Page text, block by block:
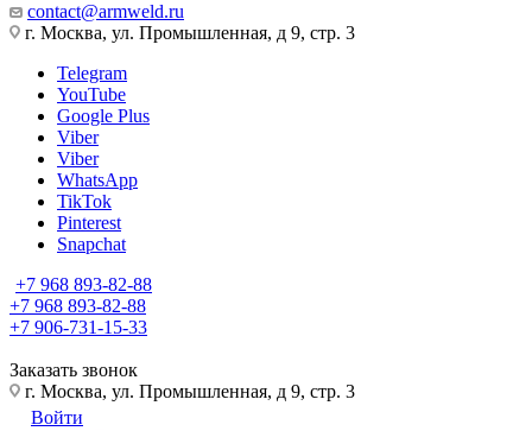
contact@armweld.ru
г. Москва, ул. Промышленная, д 9, стр. 3
Telegram
YouTube
Google Plus
Viber
Viber
WhatsApp
TikTok
Pinterest
Snapchat
+7 968 893-82-88
+7 968 893-82-88
+7 906-731-15-33
Заказать звонок
г. Москва, ул. Промышленная, д 9, стр. 3
Войти